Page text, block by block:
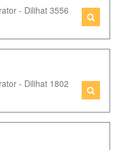
- Dilihat 3556
- Dilihat 1802